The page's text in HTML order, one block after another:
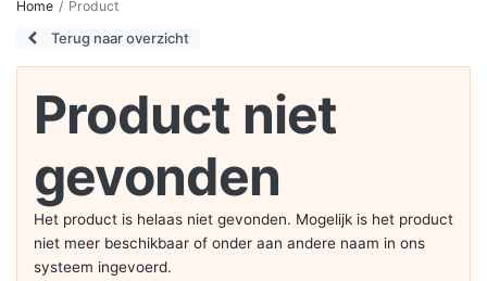
Home Product
Terug naar overzicht
Product niet
gevonden
Het product is helaas niet gevonden. Mogelijk is het product
niet meer beschikbaar of onder aan andere naam in ons
systeem ingevoerd.